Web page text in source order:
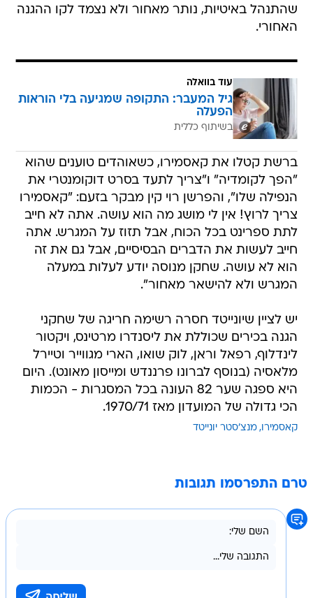
שהתנהל באיטיות, נותר מאחור ולא נצמד לקו ההגנה
האחורי.
עוד בוואלה
גיל המעבר: התקופה שמגיעה בלי הוראות
הפעלה
בשיתוף כללית
ברשת קטלו את קאסמירו, כשאוהדים טוענים שהוא
"הפך לקומדיה" ו"צריך לתעד בסרט דוקומנטרי את
הנפילה שלו", והפרשן רוי קין מבקר בזעם: "קאסמירו
צריך לרוץ! אין לי מושג מה הוא עושה. אתה לא חייב
לתת ספרינט בכל הכוח, אבל תזוז על המגרש. אתה
חייב לעשות את הדברים הבסיסיים, אבל גם את זה
הוא לא עושה. שחקן מנוסה יודע לעלות במעלה
המגרש ולא להישאר מאחור".
יש לציין שיונייטד חסרה רשימה חריגה של שחקני
הגנה בכירים שכוללת את ליסנדרו מרטינס, ויקטור
לינדלוף, רפאל וראן, לוק שואו, הארי מגווייר וטיירל
מלאסיה (בנוסף לברונו פרננדש ומייסון מאונט). היום
היא ספגה שער 82 העונה בכל המסגרות - הכמות
הכי גדולה של המועדון מאז 1970/71.
קאסמירו מנצ'סטר יונייטד
טרם התפרסמו תגובות